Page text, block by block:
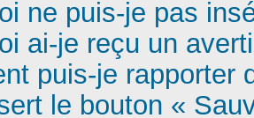
ne puis-je pas
ai-je reçu un
puis-je rapporter
le bouton «